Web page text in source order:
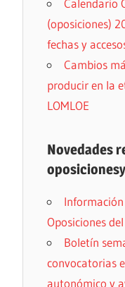
Calendario
(oposiciones)
fechas y
Cambios
producir en la
LOMLOE
Novedades
Oposiciones
Boletín
convocatorias
autonómico y